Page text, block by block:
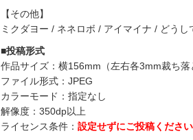
【その他】
ミクダヨー / ネネロボ / アイマイナ / どうし
■投稿形式
作品サイズ：横156mm（左右各3mm裁ち
ファイル形式：JPEG
カラーモード：指定なし
解像度：350dp以上
ライセンス条件： 設定せずにご投稿ください